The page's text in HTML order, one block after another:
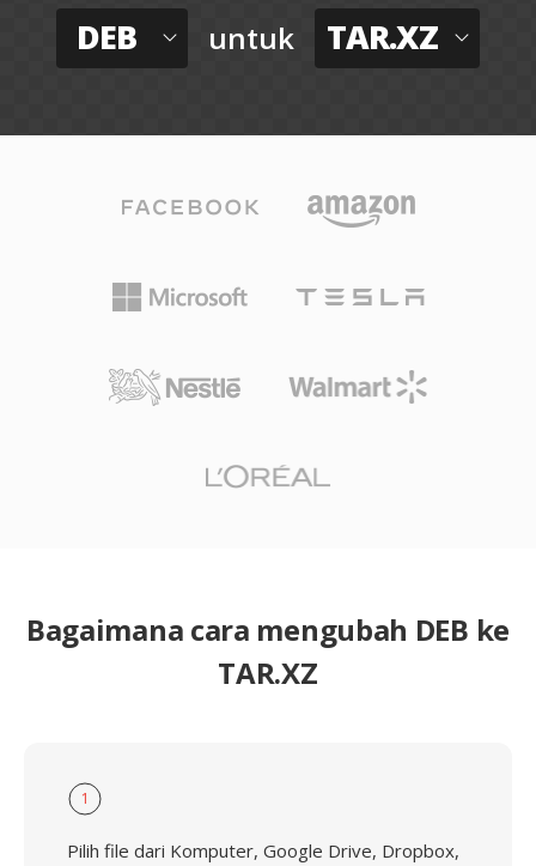
DEB untuk TAR.XZ
Bagaimana cara mengubah DEB ke
TAR.XZ
1
Pilih file dari Komputer, Google Drive, Dropbox,